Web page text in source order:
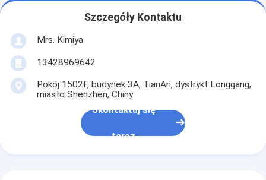
Szczegóły Kontaktu
Mrs. Kimiya
13428969642
Pokój 1502F, budynek 3A, TianAn, dystrykt Longgang,
miasto Shenzhen, Chiny
Skontaktuj się
teraz